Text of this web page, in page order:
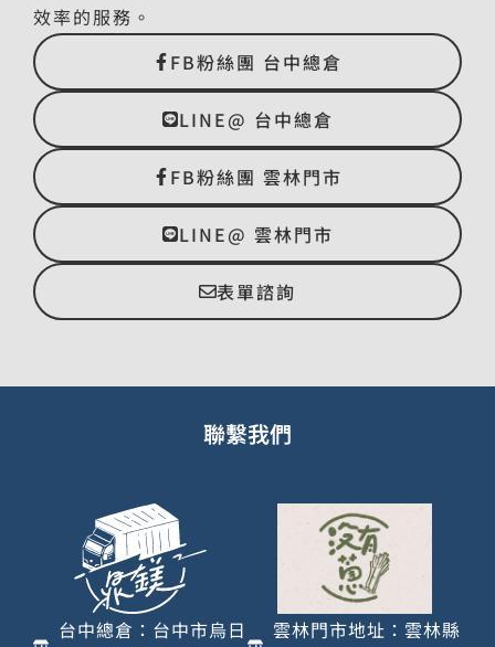
效率的服務。
FB粉絲團 台中總倉
LINE@ 台中總倉
FB粉絲團 雲林門市
LINE@ 雲林門市
表單諮詢
聯繫我們
台中總倉：台中市烏日
雲林門市地址：雲林縣